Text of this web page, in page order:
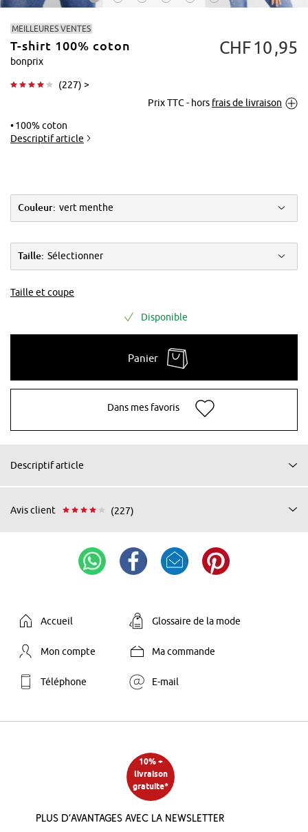
Tapoter pour
MEILLEURES VENTES
T-shirt 100% coton
bonprix
(227) >
CHF10 95
Prix TTC - hors frais de livraison
100% coton
Descriptif article
Couleur: vert menthe
Taille: Sélectionner
Taille et coupe
Disponible
Panier
Dans mes favoris
Descriptif article
Avis client (227)
Accueil Glossaire de la mode
Mon compte Ma commande
Téléphone E-mail
10% +
livraison
gratuite*
Plus d’avantages avec la newsletter